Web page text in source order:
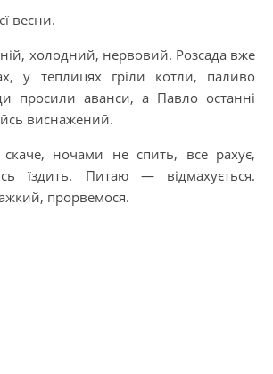
весни.
холодний, нервовий. Розсада вже
у теплицях гріли котли, паливо
просили аванси, а Павло останні
виснажений.
ночами не спить, все рахує,
їздить. Питаю — відмахується.
прорвемося.